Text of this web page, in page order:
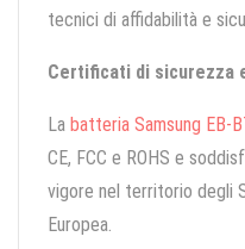
tecnici di affidabilità e
Certificati di sicurezza
La batteria Samsung EB-
CE, FCC e ROHS e
vigore nel territorio degli
Europea.